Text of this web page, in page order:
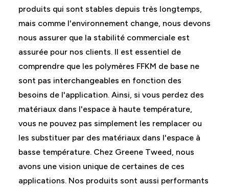
produits qui sont stables depuis très longtemps,
mais comme l'environnement change, nous devons
nous assurer que la stabilité commerciale est
assurée pour nos clients. Il est essentiel de
comprendre que les polymères FFKM de base ne
sont pas interchangeables en fonction des
besoins de l'application. Ainsi, si vous perdez des
matériaux dans l'espace à haute température,
vous ne pouvez pas simplement les remplacer ou
les substituer par des matériaux dans l'espace à
basse température. Chez Greene Tweed, nous
avons une vision unique de certaines de ces
applications. Nos produits sont aussi performants